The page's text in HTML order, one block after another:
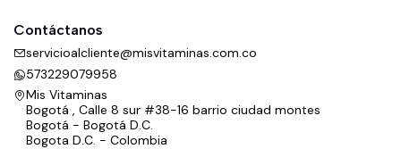
Contáctanos
servicioalcliente@misvitaminas.com.co
573229079958
Mis Vitaminas
Bogotá , Calle 8 sur #38-16 barrio ciudad montes
Bogotá - Bogotá D.C.
Bogota D.C. - Colombia